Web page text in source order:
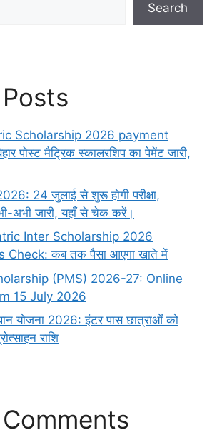
Search
Scholarship 2026 payment
पोस्ट मैट्रिक स्कालरशिप का पेमेंट जारी,
24 जुलाई से शुरू होगी परीक्षा,
अभी जारी, यहाँ से चेक करें।
Inter Scholarship 2026
Check: कब तक पैसा आएगा खाते में
(PMS) 2026-27: Online
15 July 2026
योजना 2026: इंटर पास छात्राओं को
राशि